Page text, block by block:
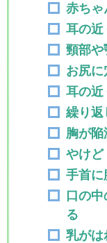
赤ちゃ
耳の近
頸部や
お尻に
耳の近
繰り返
胸が陥
やけど
手首に
口の
る
乳がは